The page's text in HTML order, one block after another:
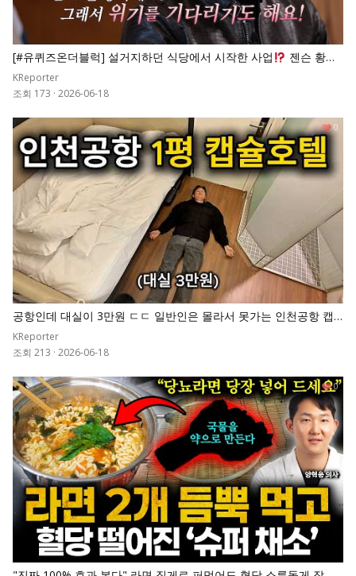
[#유퀴즈온더블럭] 설거지하던 식당에서 시작한 사업
젠슨 황이
파산 직전인 엔비디아를 세계 시총 1위로 만든 비결
KReporter
조회 173 · 2026-06-18
공항인데 대실이 3만원 ㄷㄷ 일반인은 몰라서 못가는 인천공항 캡
슐호텔
KReporter
조회 213 · 2026-06-18
0
0